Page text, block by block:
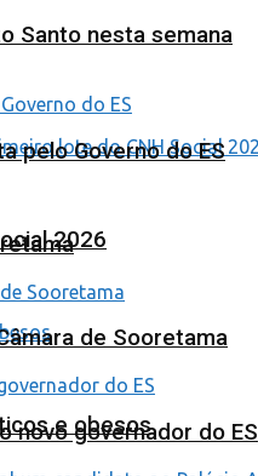
2026
e obesos
Santo nesta semana
pelo Governo do ES
de Sooretama
novo governador do ES